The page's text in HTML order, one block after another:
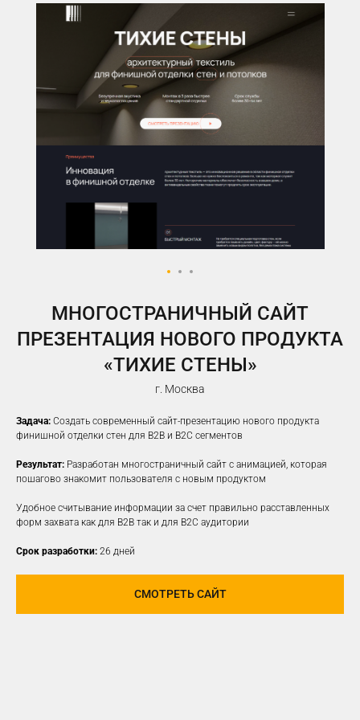
МНОГОСТРАНИЧНЫЙ САЙТ
ПРЕЗЕНТАЦИЯ НОВОГО ПРОДУКТА
«ТИХИЕ СТЕНЫ»
г. Москва
Задача: Создать современный сайт-презентацию нового продукта
финишной отделки стен для B2B и B2C сегментов
Результат: Разработан многостраничный сайт с анимацией, которая
пошагово знакомит пользователя с новым продуктом
Удобное считывание информации за счет правильно расставленных
форм захвата как для B2B так и для B2C аудитории
Срок разработки: 26 дней
СМОТРЕТЬ САЙТ